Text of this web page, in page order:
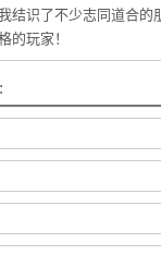
结识了不少志同道合的
的玩家！